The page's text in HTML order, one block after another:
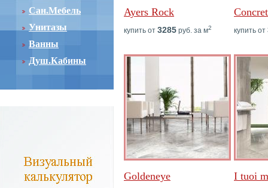
Сан.Мебель
Унитазы
Ванны
Душ.Кабины
Ayers Rock
купить от 3285 руб. за м2 купить от
Goldeneye I tuoi